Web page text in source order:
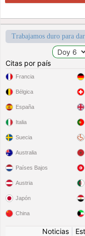
Trabajamos duro para
Citas por país
Francia
Bélgica
España
Italia
Suecia
Australia
Países Bajos
Austria
Japón
China
Noticias